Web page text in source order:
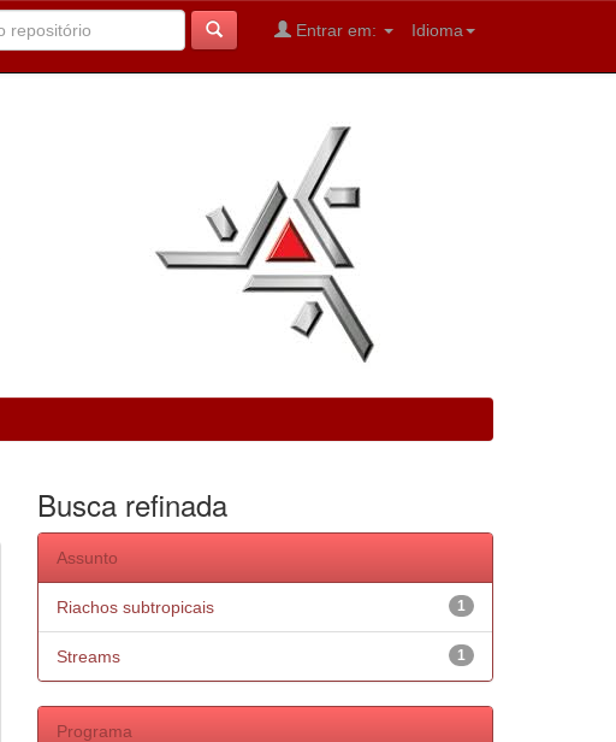
Idioma
Entrar em:
Busca refinada
Assunto
1
Riachos subtropicais
1
Streams
Programa